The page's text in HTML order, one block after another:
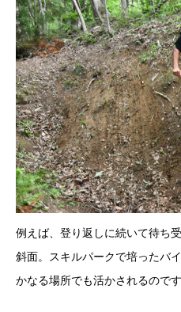
例えば、登り返しに続いて待ち
斜面。スキルパークで培ったバ
かなる場所でも活かされるのです